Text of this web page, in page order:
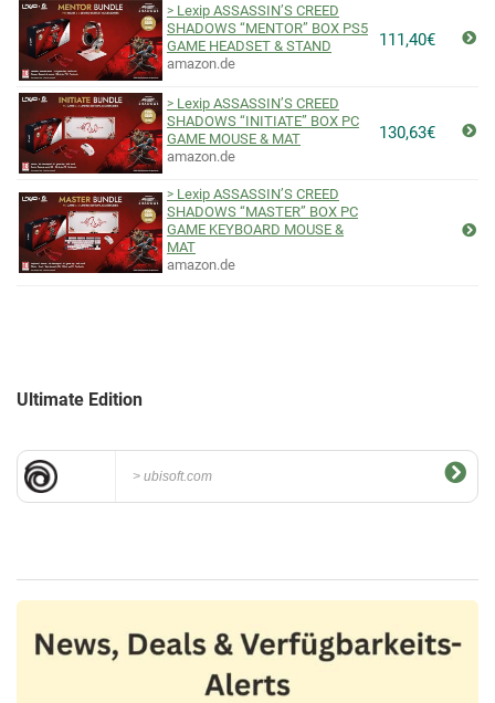
Lexip ASSASSIN’S CREED
SHADOWS “MENTOR” BOX PS5
GAME HEADSET & STAND
amazon.de
111,40€
Lexip ASSASSIN’S CREED
SHADOWS “INITIATE” BOX PC
GAME MOUSE & MAT
amazon.de
130,63€
Lexip ASSASSIN’S CREED
SHADOWS “MASTER” BOX PC
GAME KEYBOARD MOUSE &
MAT
amazon.de
Ultimate Edition
ubisoft.com